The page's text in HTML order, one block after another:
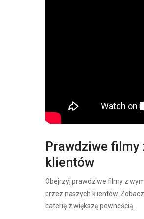
Prawdziwe filmy
klientów
Obejrzyj prawdziwe filmy z
przez naszych klientów.
baterię z większą pewnością.